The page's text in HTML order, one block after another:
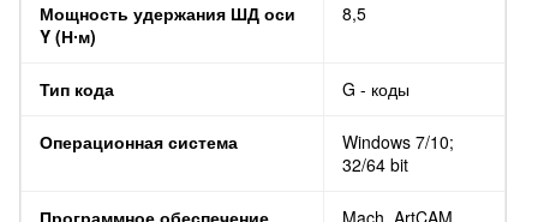
Мощность удержания ШД оси
Y (Н∙м)
8,5
Тип кода G - коды
Операционная система
Windows 7/10;
32/64 bit